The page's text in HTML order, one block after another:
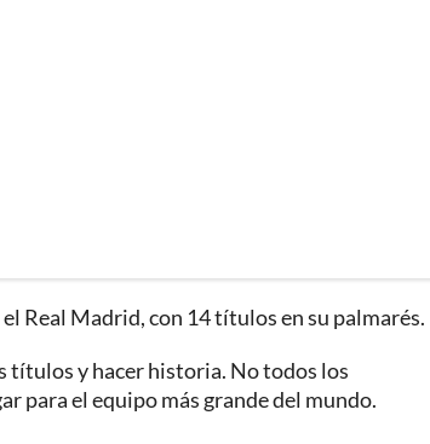
Real Madrid, con 14 títulos en su palmarés.
títulos y hacer historia. No todos los
para el equipo más grande del mundo.